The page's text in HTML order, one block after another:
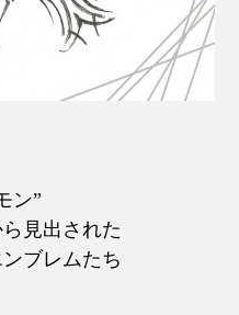
ン”
見出された
ブレムたち